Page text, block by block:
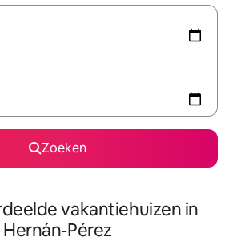
Zoeken
vakantiehuizen in
Hernán-Pérez